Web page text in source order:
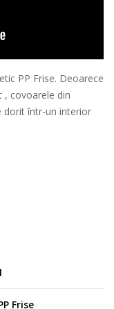
PP Frise. Deoarece
, covoarele din
dorit într-un interior
Frise